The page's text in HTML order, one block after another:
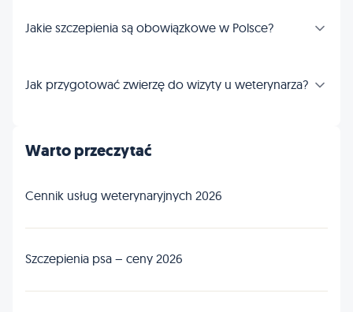
Jakie szczepienia są obowiązkowe w Polsce?
Jak przygotować zwierzę do wizyty u weterynarza?
Warto przeczytać
Cennik usług weterynaryjnych 2026
Szczepienia psa – ceny 2026